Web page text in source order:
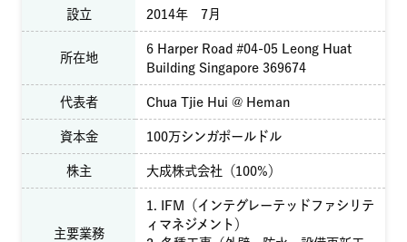
設立 2014年 7月
所在地
6 Harper Road #04-05 Leong Huat
Building Singapore 369674
代表者 Chua Tjie Hui @ Heman
資本金 100万シンガポールドル
株主 大成株式会社（100%）
主要業務
1. IFM（インテグレーテッドファシリテ
ィマネジメント）